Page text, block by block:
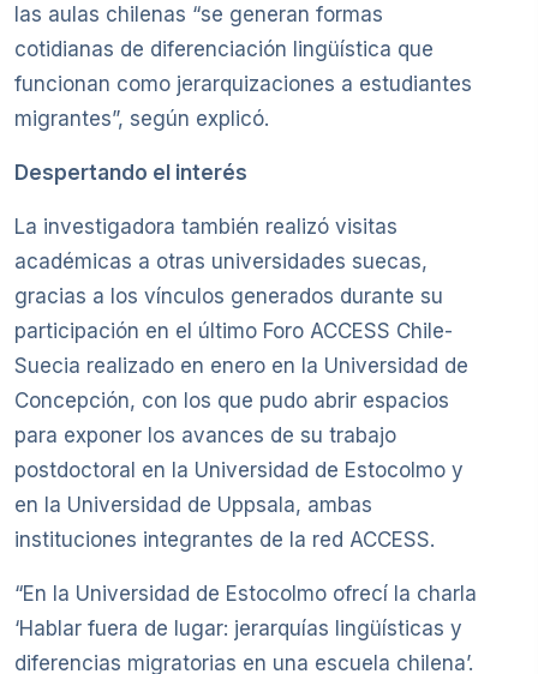
las aulas chilenas “se generan formas
cotidianas de diferenciación lingüística que
funcionan como jerarquizaciones a estudiantes
migrantes”, según explicó.
Despertando el interés
La investigadora también realizó visitas
académicas a otras universidades suecas,
gracias a los vínculos generados durante su
participación en el último Foro ACCESS Chile-
Suecia realizado en enero en la Universidad de
Concepción, con los que pudo abrir espacios
para exponer los avances de su trabajo
postdoctoral en la Universidad de Estocolmo y
en la Universidad de Uppsala, ambas
instituciones integrantes de la red ACCESS.
“En la Universidad de Estocolmo ofrecí la charla
‘Hablar fuera de lugar: jerarquías lingüísticas y
diferencias migratorias en una escuela chilena’.